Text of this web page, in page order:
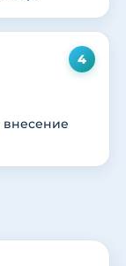
4
внесение